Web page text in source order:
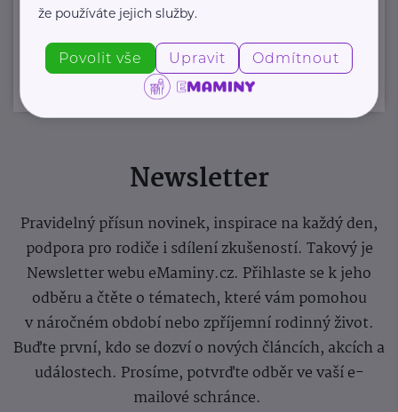
Zobrazit přehled společností
Newsletter
Pravidelný přísun novinek, inspirace na každý den,
podpora pro rodiče i sdílení zkušeností. Takový je
Newsletter webu eMaminy.cz. Přihlaste se k jeho
odběru a čtěte o tématech, které vám pomohou
v náročném období nebo zpříjemní rodinný život.
Buďte první, kdo se dozví o nových článcích, akcích a
událostech. Prosíme, potvrďte odběr ve vaší e-
mailové schránce.
že používáte jejich služby.
Povolit vše Upravit Odmítnout